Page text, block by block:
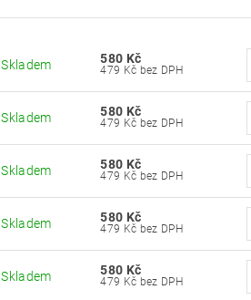
Skladem 580 Kč
479 Kč bez DPH
Skladem 580 Kč
479 Kč bez DPH
Skladem 580 Kč
479 Kč bez DPH
Skladem 580 Kč
479 Kč bez DPH
Skladem 580 Kč
479 Kč bez DPH